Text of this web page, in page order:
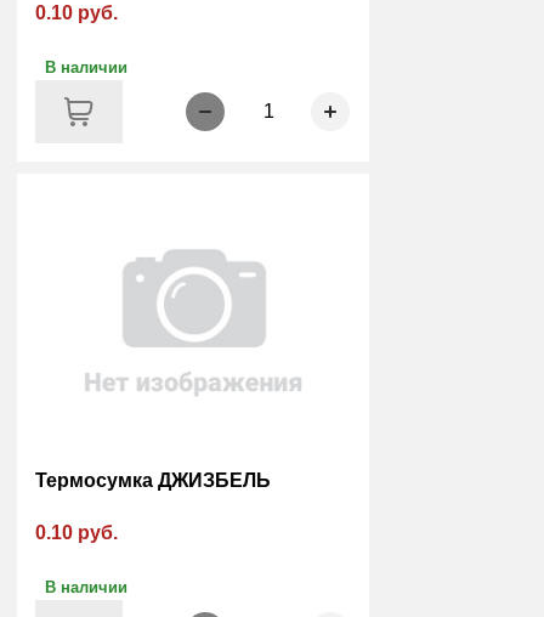
0.10 руб.
В наличии
1
Термосумка ДЖИЗБЕЛЬ
0.10 руб.
В наличии